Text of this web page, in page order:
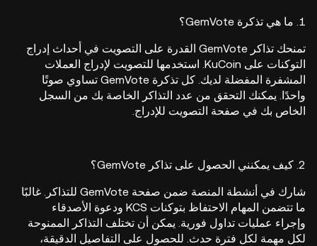
1. ما هي تذكرة GemVote؟
تمنحك تذاكر GemVote القدرة على التصويت في أحداث إدراج
التوكنات على KuCoin. استخدمها للتصويت لإدراج العملات
المشفرة المفضلة لديك. كل تذكرة GemVote تساوي صوتًا
واحدًا. يمكنك التحقق من عدد التذاكر الخاصة بك من السجل
الخاص بك في صفحة التصويت للإدراج.
2. كيف يمكنني الحصول على تذاكر GemVote؟
شارك في أنشطة المنصة ضمن صفحة GemVote للتذاكر. غالبًا
ما تتضمن المهام الاحتفاظ بتوكنات KCS ودعوة الأصدقاء
وإجراء عمليات تداول فورية. يمكن أن تختلف التذاكر الممنوحة
لكل مهمة لكل فترة حدث. للحصول على التفاصيل الدقيقة،